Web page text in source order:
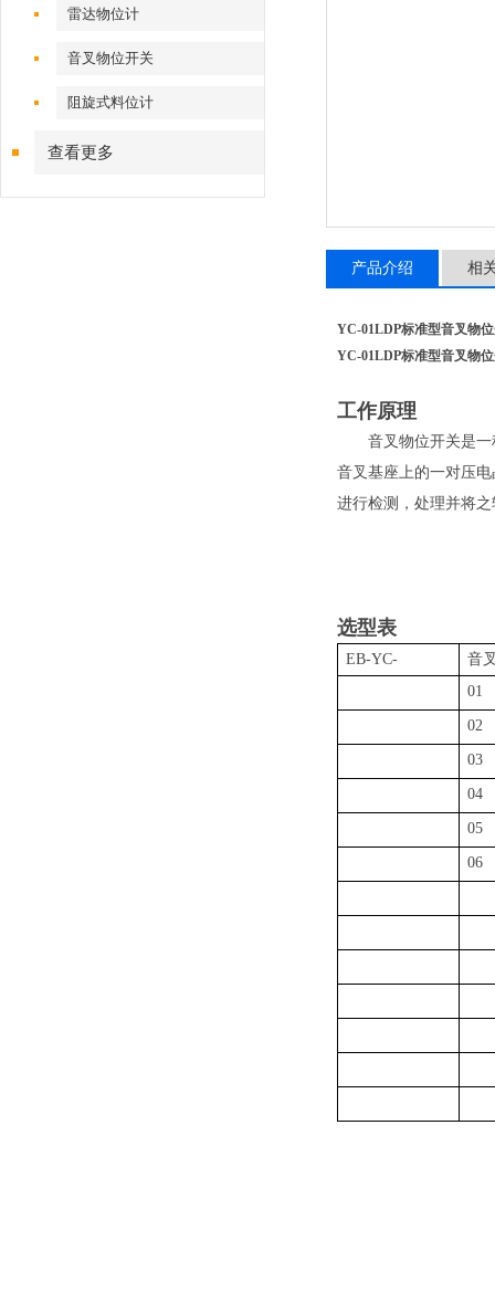
雷达物位计
音叉物位开关
阻旋式料位计
查看更多
产品介绍 相
YC-01LDP标准型音叉物
YC-01LDP标准型音叉物
工作原理
音叉物位开关是一种
音叉基座上的一对压
进行检测，处理并将
选型表
EB-YC-
音
01
02
03
04
05
06